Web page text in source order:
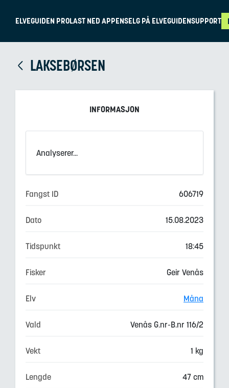
ELVEGUIDEN PROLAST NED APPENSELG PÅ ELVEGUIDENSUPPORT
LAKSEBØRSEN
INFORMASJON
Analyserer...
Fangst ID 606719
Dato 15.08.2023
Tidspunkt 18:45
Fisker Geir Venås
Elv Måna
Vald Venås G.nr-B.nr 116/2
Vekt 1 kg
Lengde 47 cm